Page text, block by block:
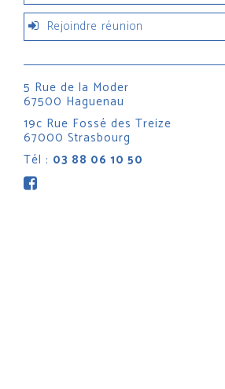
Rejoindre réunion
5 Rue de la Moder
67500 Haguenau
19c Rue Fossé des Treize
67000 Strasbourg
Tél : 03 88 06 10 50